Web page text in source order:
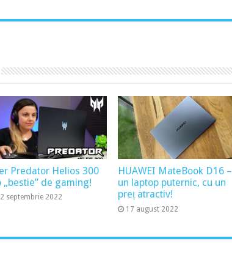
Predator Helios 300
„bestie” de gaming!
septembrie 2022
HUAWEI MateBook D16 –
un laptop puternic, cu un
preț atractiv!
17 august 2022